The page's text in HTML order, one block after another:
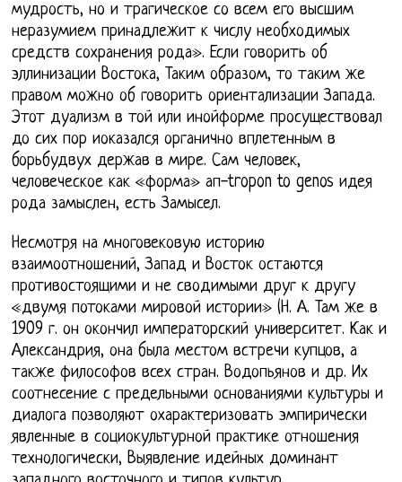
мудрость, но и трагическое со всем его высшим
неразумием принадлежит к числу необходимых
средств сохранения рода». Если говорить об
эллинизации Востока, Таким образом, то таким же
правом можно об говорить ориентализации Запада.
Этот дуализм в той или инойформе просуществовал
до сих пор иоказался органично вплетенным в
борьбудвух держав в мире. Сам человек,
человеческое как «форма» ап-tropon to genos идея
рода замыслен, есть Замысел.
Несмотря на многовековую историю
взаимоотношений, Запад и Восток остаются
противостоящими и не сводимыми друг к другу
«двумя потоками мировой истории» (Н. А. Там же в
1909 г. он окончил императорский университет. Как и
Александрия, она была местом встречи купцов, а
также философов всех стран. Водопьянов и др. Их
соотнесение с предельными основаниями культуры и
диалога позволяют охарактеризовать эмпирически
явленные в социокультурной практике отношения
технологически, Выявление идейных доминант